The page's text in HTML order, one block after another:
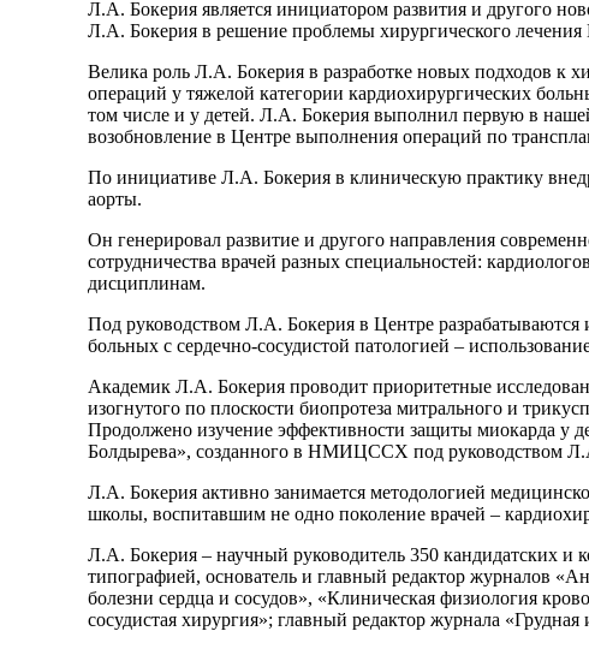
Л.А. Бокерия является инициатором развития и другого
Л.А. Бокерия в решение проблемы хирургического
Велика роль Л.А. Бокерия в разработке новых подходов к
операций у тяжелой категории кардиохирургических
том числе и у детей. Л.А. Бокерия выполнил первую в
возобновление в Центре выполнения операций по
По инициативе Л.А. Бокерия в клиническую практику
аорты.
Он генерировал развитие и другого направления
сотрудничества врачей разных специальностей:
дисциплинам.
Под руководством Л.А. Бокерия в Центре
больных с сердечно-сосудистой патологией –
Академик Л.А. Бокерия проводит приоритетные
изогнутого по плоскости биопротеза митрального и
Продолжено изучение эффективности защиты миокарда у
Болдырева», созданного в НМИЦССХ под руководством
Л.А. Бокерия активно занимается методологией
школы, воспитавшим не одно поколение врачей –
Л.А. Бокерия – научный руководитель 350 кандидатских и
типографией, основатель и главный редактор журналов
болезни сердца и сосудов», «Клиническая физиология
сосудистая хирургия»; главный редактор журнала «Грудная